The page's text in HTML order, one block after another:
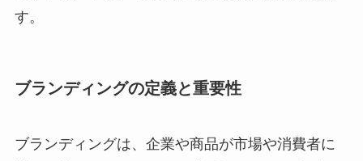
す。
ブランディングの定義と重要性
ブランディングは、企業や商品が市場や消費者に